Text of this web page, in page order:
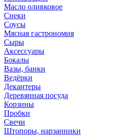
Масло оливковое
Снеки
Соусы
Мясная гастрономия
Сыры
Аксессуары
Бокалы
Вазы, банки
Ведёрки
Декантеры
Деревянная посуда
Корзины
Пробки
Свечи
Штопоры, нарзанники